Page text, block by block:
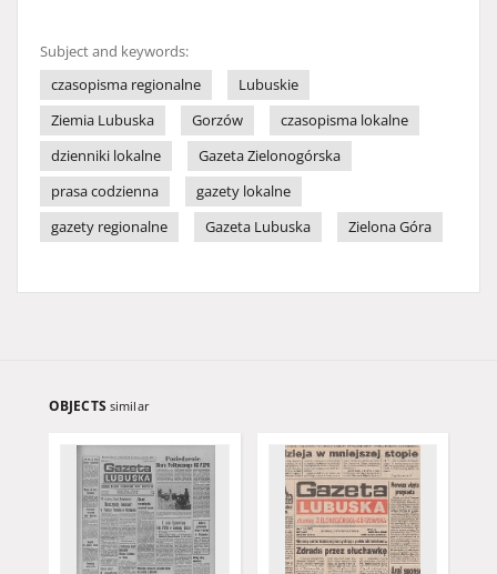
Subject and keywords:
czasopisma regionalne
Lubuskie
Ziemia Lubuska
Gorzów
czasopisma lokalne
dzienniki lokalne
Gazeta Zielonogórska
prasa codzienna
gazety lokalne
gazety regionalne
Gazeta Lubuska Zielona Góra
OBJECTS similar